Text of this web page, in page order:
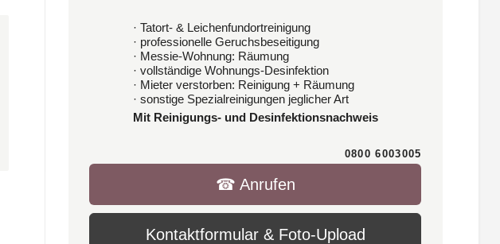
· Tatort- & Leichenfundortreinigung
· professionelle Geruchsbeseitigung
· Messie-Wohnung: Räumung
· vollständige Wohnungs-Desinfektion
· Mieter verstorben: Reinigung + Räumung
· sonstige Spezialreinigungen jeglicher Art
Mit Reinigungs- und Desinfektionsnachweis
0800 6003005
☎︎ Anrufen
Kontaktformular & Foto-Upload